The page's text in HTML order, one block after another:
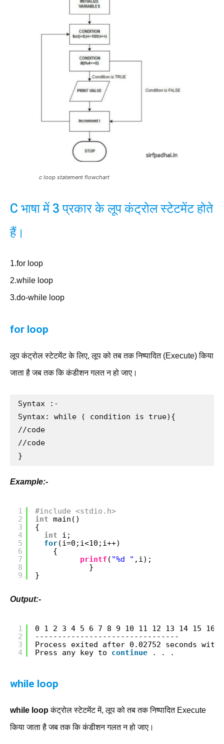
c loop statement flowchart
C भाषा में 3 प्रकार के लूप कंट्रोल स्टेटमेंट होते
हैं।
1.for loop
2.while loop
3.do-while loop
for loop
लूप कंट्रोल स्टेटमेंट के लिए, लूप को तब तक निष्पादित (Execute) किया
जाता है जब तक कि कंडीशन गलत न हो जाए।
Syntax :-
Syntax: while ( condition is true){
//code
//code
}
Example:-
1
2
3
4
5
6
7
8
9
#include <stdio.h>
int main()
{
int
i;
for(i=0;i<10;i++)
{
printf ( "%d " ,i);
}
}
Output:-
1
2
3
4
0 1 2 3 4 5 6 7 8 9 10 11 12 13 14 15 16
--------------------------------
Process exited after 0.02752 seconds with
Press any key to continue . . .
while loop
while loopकंट्रोल स्टेटमेंट में, लूप को तब तक निष्पादित Execute
किया जाता है जब तक कि कंडीशन गलत न हो जाए।